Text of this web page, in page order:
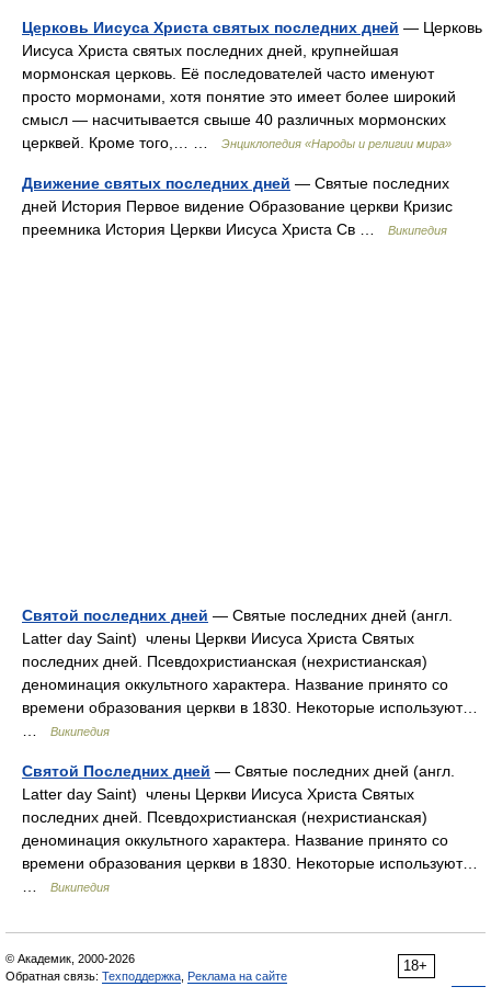
Церковь Иисуса Христа святых последних дней — Церковь
Иисуса Христа святых последних дней, крупнейшая
мормонская церковь. Её последователей часто именуют
просто мормонами, хотя понятие это имеет более широкий
смысл — насчитывается свыше 40 различных мормонских
церквей. Кроме того,… …
Энциклопедия «Народы и религии мира»
Движение святых последних дней — Святые последних
дней История Первое видение Образование церкви Кризис
преемника История Церкви Иисуса Христа Св …
Википедия
Святой последних дней — Святые последних дней (англ.
Latter day Saint) члены Церкви Иисуса Христа Святых
последних дней. Псевдохристианская (нехристианская)
деноминация оккультного характера. Название принято со
времени образования церкви в 1830. Некоторые используют…
Википедия
Святой Последних дней — Святые последних дней (англ.
Latter day Saint) члены Церкви Иисуса Христа Святых
последних дней. Псевдохристианская (нехристианская)
деноминация оккультного характера. Название принято со
времени образования церкви в 1830. Некоторые используют…
Википедия
18+
© Академик, 2000-2026
Обратная связь: Техподдержка Реклама на сайте